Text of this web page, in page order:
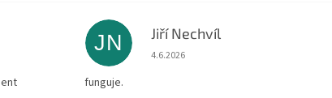
JN Jiří Nechvíl
Hodnocení obchodu je 5 z 5 hvězdiček.
4.6.2026
funguje.